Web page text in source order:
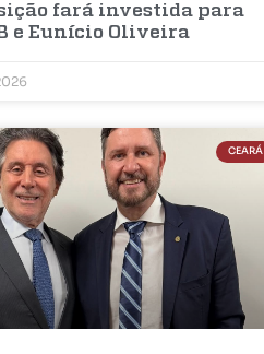
fará investida para
e Eunício Oliveira
CEARÁ